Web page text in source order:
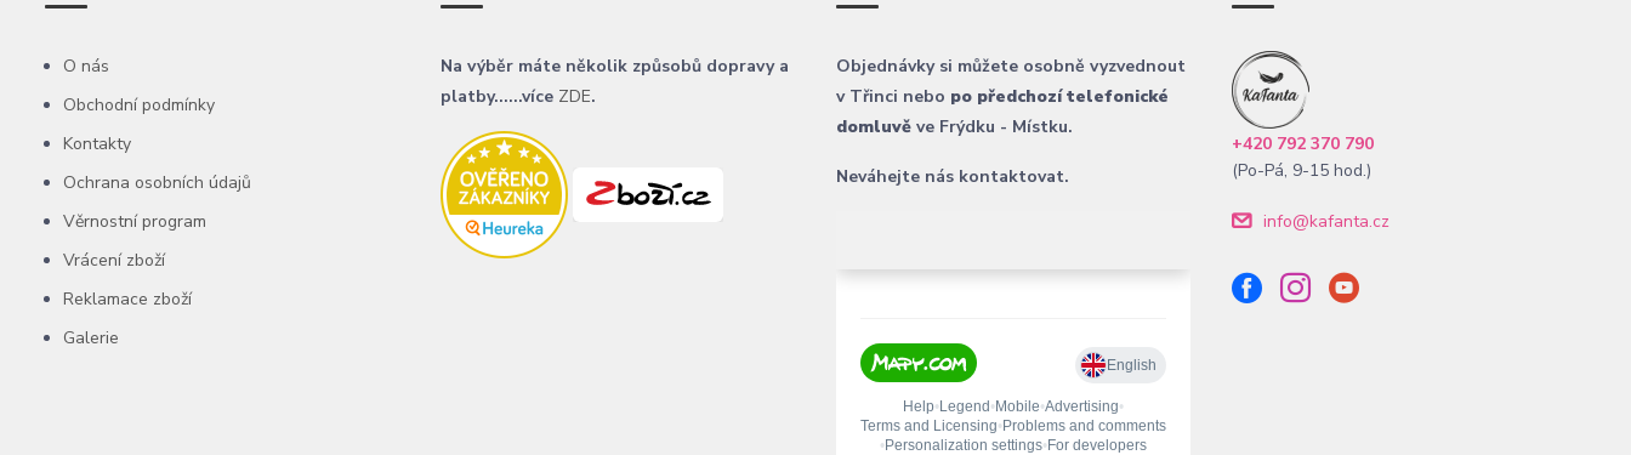
O nás
Obchodní podmínky
Kontakty
Ochrana osobních údajů
Věrnostní program
Vrácení zboží
Reklamace zboží
Galerie
Na výběr máte několik způsobů dopravy a
platby......více ZDE.
Objednávky si můžete osobně vyzvednout
v Třinci nebo po předchozí telefonické
domluvě ve Frýdku - Místku.
Neváhejte nás kontaktovat.
+420 792 370 790
(Po-Pá, 9-15 hod.)
info@kafanta.cz